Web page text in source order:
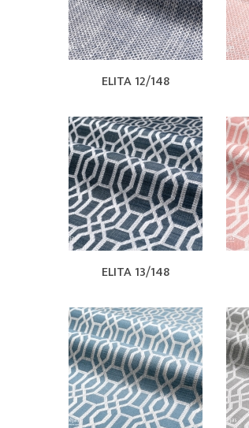
ELITA 12/148
ELITA 13/148